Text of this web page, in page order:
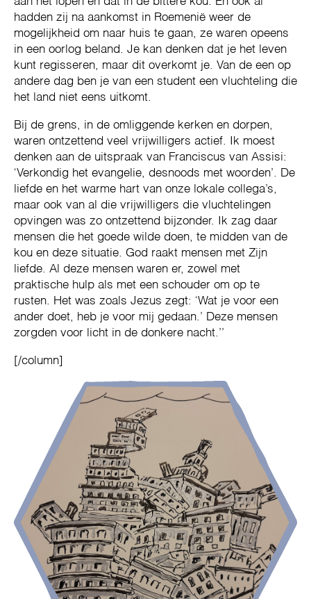
hadden zij na aankomst in Roemenië weer de
mogelijkheid om naar huis te gaan, ze waren opeens
in een oorlog beland. Je kan denken dat je het leven
kunt regisseren, maar dit overkomt je. Van de een op
andere dag ben je van een student een vluchteling die
het land niet eens uitkomt.
Bij de grens, in de omliggende kerken en dorpen,
waren ontzettend veel vrijwilligers actief. Ik moest
denken aan de uitspraak van Franciscus van Assisi:
‘Verkondig het evangelie, desnoods met woorden’. De
liefde en het warme hart van onze lokale collega’s,
maar ook van al die vrijwilligers die vluchtelingen
opvingen was zo ontzettend bijzonder. Ik zag daar
mensen die het goede wilde doen, te midden van de
kou en deze situatie. God raakt mensen met Zijn
liefde. Al deze mensen waren er, zowel met
praktische hulp als met een schouder om op te
rusten. Het was zoals Jezus zegt: ‘Wat je voor een
ander doet, heb je voor mij gedaan.’ Deze mensen
zorgden voor licht in de donkere nacht.’’
[/column]